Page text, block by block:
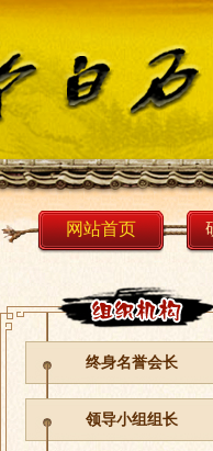
网站首页
终身名誉会长
领导小组组长